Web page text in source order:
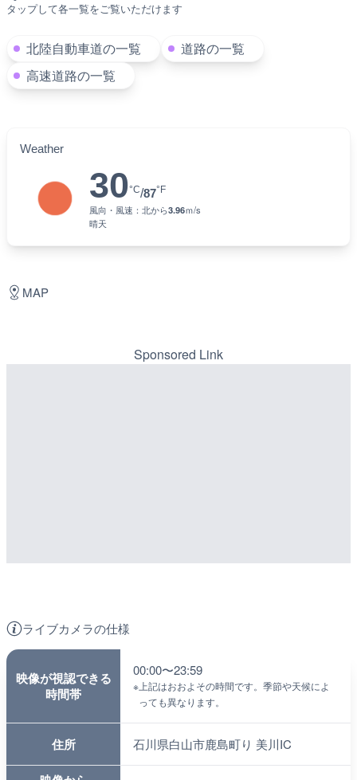
タップして各一覧をご覧いただけます
北陸自動車道の一覧
道路の一覧
高速道路の一覧
Weather
30°C/87°F
風向・風速： 北から3.96ｍ/s
晴天
ライブカメラの仕様
映像が視認できる
時間帯
00:00〜23:59
※ 上記はおおよその時間です。季節や天候によ
っても異なります。
住所 石川県白山市鹿島町り 美川IC
MAP
Sponsored Link